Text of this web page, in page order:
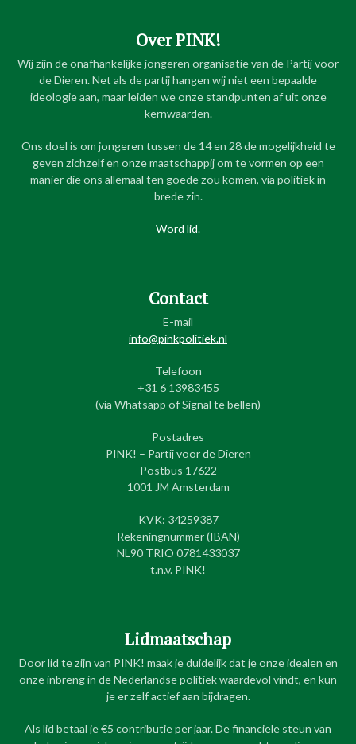
Over PINK!
Wij zijn de onafhankelijke jongeren organisatie van de Partij voor
de Dieren. Net als de partij hangen wij niet een bepaalde
ideologie aan, maar leiden we onze standpunten af uit onze
kernwaarden.
Ons doel is om jongeren tussen de 14 en 28 de mogelijkheid te
geven zichzelf en onze maatschappij om te vormen op een
manier die ons allemaal ten goede zou komen, via politiek in
brede zin.
Word lid.
Contact
E-mail
info@pinkpolitiek.nl
Telefoon
+31 6 13983455
(via Whatsapp of Signal te bellen)
Postadres
PINK! – Partij voor de Dieren
Postbus 17622
1001 JM Amsterdam
KVK: 34259387
Rekeningnummer (IBAN)
NL90 TRIO 0781433037
t.n.v. PINK!
Lidmaatschap
Door lid te zijn van PINK! maak je duidelijk dat je onze idealen en
onze inbreng in de Nederlandse politiek waardevol vindt, en kun
je er zelf actief aan bijdragen.
Als lid betaal je €5 contributie per jaar. De financiele steun van